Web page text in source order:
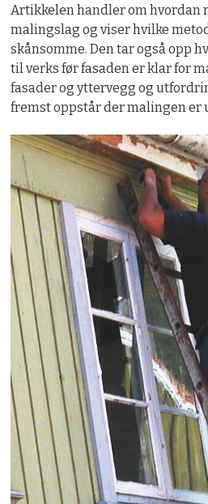
Artikkelen handler om hvordan
malingslag og viser hvilke
skånsomme. Den tar også opp
til verks før fasaden er klar for
fasader og yttervegg og
fremst oppstår der malingen er